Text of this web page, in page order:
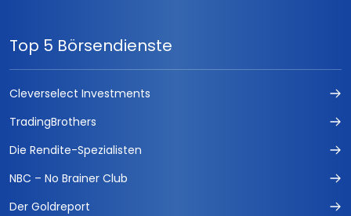
Top 5 Börsendienste
Cleverselect Investments
TradingBrothers
Die Rendite-Spezialisten
NBC – No Brainer Club
Der Goldreport